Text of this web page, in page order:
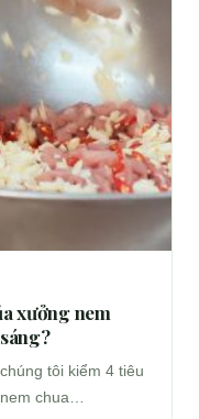
xưởng nem
tôi kiểm 4 tiêu
chua…